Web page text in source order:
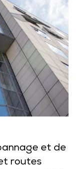
et de
routes